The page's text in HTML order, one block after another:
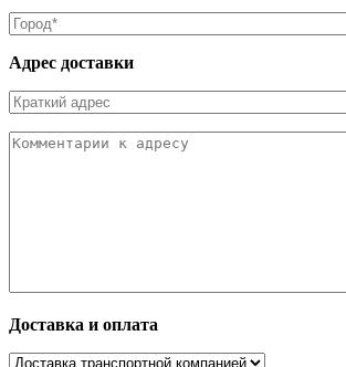
Адрес доставки
Доставка и оплата